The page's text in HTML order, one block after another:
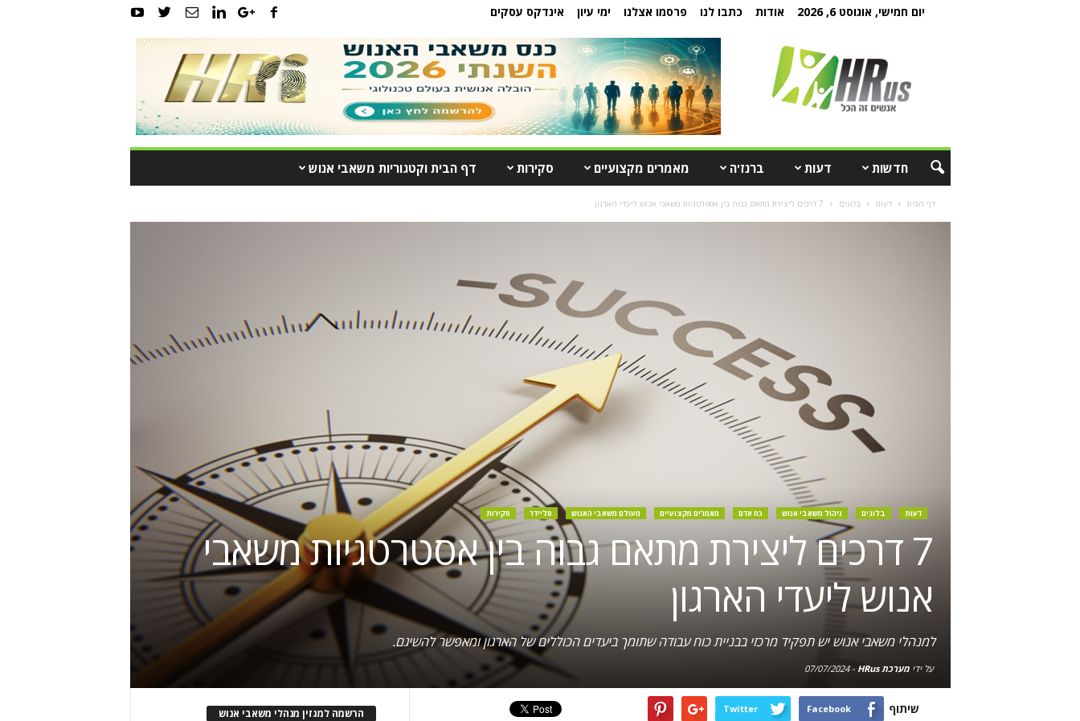
יום חמישי, אוגוסט 6, 2026 אודות כתבו לנו פרסמו אצלנו ימי עיון אינדקס עסקים
חדשות דעות ברנז'ה מאמרים מקצועיים סקירות דף הבית וקטגוריות משאבי אנוש
דף הבית דעות בלוגים 7 דרכים ליצירת מתאם גבוה בין אסטרטגיות משאבי אנוש ליעדי הארגון
דעות בלוגים ניהול משאבי אנוש כח אדם מאמרים מקצועיים מעולם משאבי האנוש סליידר סקירות
7 דרכים ליצירת מתאם גבוה בין אסטרטגיות משאבי
אנוש ליעדי הארגון
למנהלי משאבי אנוש יש תפקיד מרכזי בבניית כוח עבודה שתומך ביעדים הכוללים של הארגון ומאפשר להשיגם.
על ידימערכת HRus -
07/07/2024
שיתוף Facebook
Twitter הרשמה למגזין מנהלי משאבי אנוש